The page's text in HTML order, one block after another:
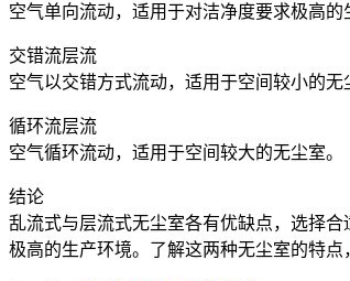
空气单向流动，适用于对洁净度要求极高的
交错流层流
空气以交错方式流动，适用于空间较小的无
循环流层流
空气循环流动，适用于空间较大的无尘室。
结论
乱流式与层流式无尘室各有优缺点，选择
极高的生产环境。了解这两种无尘室的特